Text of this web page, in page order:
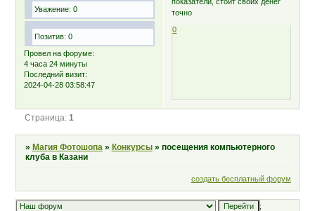
Уважение: 0
Позитив: 0
Провел на форуме:
4 часа 24 минуты
Последний визит:
2024-04-28 03:58:47
точно
0
Страница: 1
» Магия Фотошопа » Конкурсы » посещения компьютерного
клуба в Казани
создать бесплатный форум
;